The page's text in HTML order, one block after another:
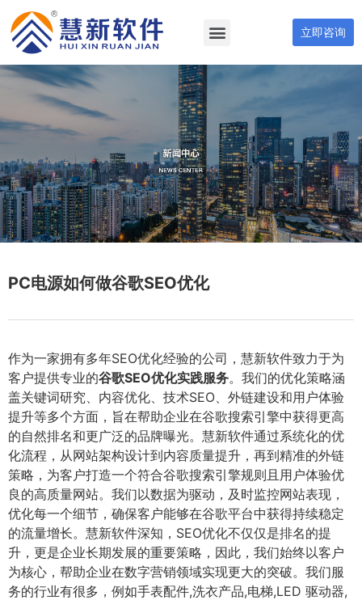
立即咨询
PC电源如何做谷歌SEO优化
作为一家拥有多年SEO优化经验的公司，慧新软件致力于为
客户提供专业的谷歌SEO优化实践服务。我们的优化策略涵
盖关键词研究、内容优化、技术SEO、外链建设和用户体验
提升等多个方面，旨在帮助企业在谷歌搜索引擎中获得更高
的自然排名和更广泛的品牌曝光。慧新软件通过系统化的优
化流程，从网站架构设计到内容质量提升，再到精准的外链
策略，为客户打造一个符合谷歌搜索引擎规则且用户体验优
良的高质量网站。我们以数据为驱动，及时监控网站表现，
优化每一个细节，确保客户能够在谷歌平台中获得持续稳定
的流量增长。慧新软件深知，SEO优化不仅仅是排名的提
升，更是企业长期发展的重要策略，因此，我们始终以客户
为核心，帮助企业在数字营销领域实现更大的突破。我们服
务的行业有很多，例如手表配件,洗衣产品,电梯,LED 驱动器,